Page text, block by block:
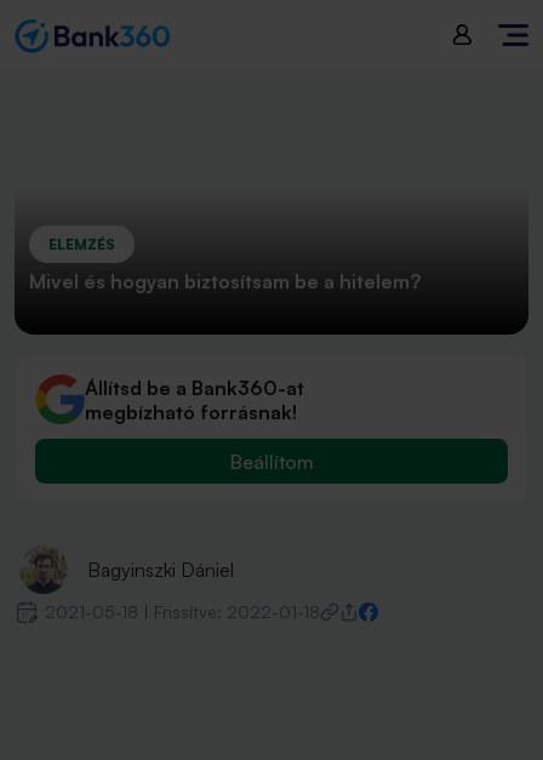
ELEMZÉS
Mivel és hogyan biztosítsam be a hitelem?
Állítsd be a Bank360-at
megbízható forrásnak!
Beállítom
Bagyinszki Dániel
2021-05-18 Frissítve: 2022-01-18